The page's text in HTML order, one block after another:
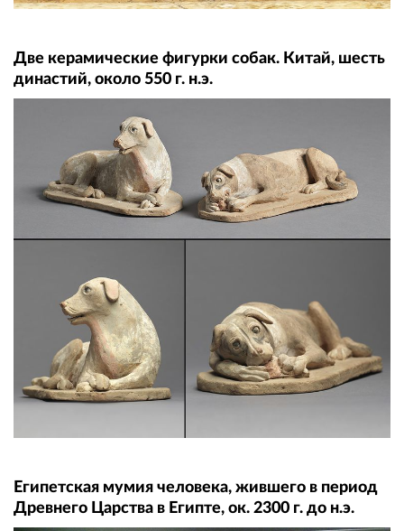
Две керамические фигурки собак. Китай, шесть
династий, около 550 г. н.э.
Египетская мумия человека, жившего в период
Древнего Царства в Египте, ок. 2300 г. до н.э.